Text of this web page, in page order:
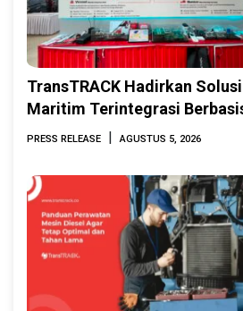
TransTRACK Hadirkan
Maritim Terintegrasi
Indonesia Marine & Offshore
PRESS RELEASE | AGUSTUS 5, 2026